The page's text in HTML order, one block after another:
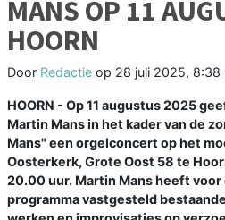
MANS OP 11
HOORN
Door Redactie op 28 juli 2025, 8:38
HOORN - Op 11 augustus 2025
Martin Mans in het kader van de
Mans" een orgelconcert op het
Oosterkerk, Grote Oost 58 te
20.00 uur. Martin Mans heeft
programma vastgesteld